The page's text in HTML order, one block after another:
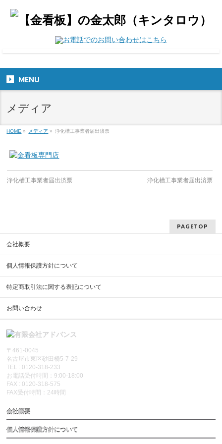
MENU
メディア
HOME » メディア » 浄化槽工事業者届出済票
浄化槽工事業者届出済票 浄化槽工事業者届出済票
PAGETOP
会社概要
個人情報保護方針について
特定商取引法に関する表記について
お問い合わせ
〒461-0045
名古屋市東区砂田橋5-7-29
TEL : 0120-318-233
お電話受付時間：9:00-18:00
FAX : 0120-318-575
FAX受付時間：24時間
会社概要
個人情報保護方針について